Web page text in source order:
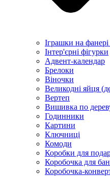
Іграшки на
Інтер'єрні фігурки
Адвент-календар
Брелоки
Віночки
Великодні яйця
Вертеп
Вишивка по
Годинники
Картини
Ключниці
Комоди
Коробки для
Коробочка для
Коробочка-